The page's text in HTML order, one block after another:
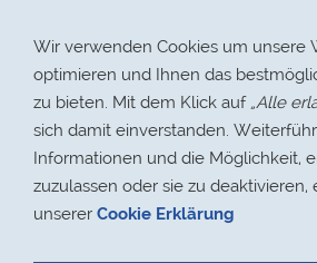
> 17.08.2021
Wir verwenden Cookies um unsere
optimieren und Ihnen das
zu bieten. Mit dem Klick auf „Alle
sich damit einverstanden.
Informationen und die Möglichkeit,
zuzulassen oder sie zu deaktivieren,
unserer Cookie Erklärung